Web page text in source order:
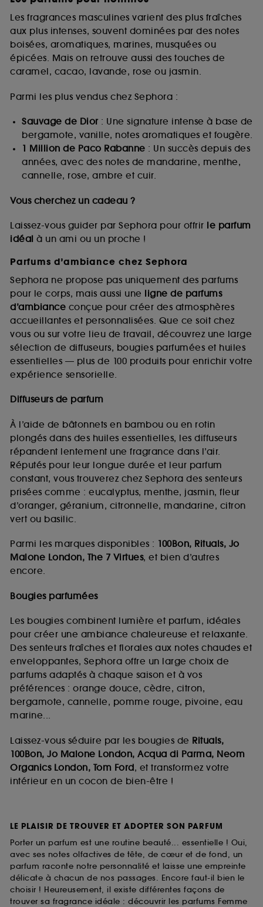
Les fragrances masculines varient des plus fraîches
aux plus intenses, souvent dominées par des notes
boisées, aromatiques, marines, musquées ou
épicées. Mais on retrouve aussi des touches de
caramel, cacao, lavande, rose ou jasmin.
Parmi les plus vendus chez Sephora :
Sauvage de Dior: Une signature intense à base de
bergamote, vanille, notes aromatiques et fougère.
1 Million de Paco Rabanne : Un succès depuis des
années, avec des notes de mandarine, menthe,
cannelle, rose, ambre et cuir.
Vous cherchez un cadeau ?
Laissez-vous guider par Sephora pour offrir le parfum
idéal à un ami ou un proche !
Parfums d’ambiance chez Sephora
Sephora ne propose pas uniquement des parfums
pour le corps, mais aussi une ligne de parfums
d’ambiance conçue pour créer des atmosphères
accueillantes et personnalisées. Que ce soit chez
vous ou sur votre lieu de travail, découvrez une large
sélection de diffuseurs, bougies parfumées et huiles
essentielles — plus de 100 produits pour enrichir votre
expérience sensorielle.
Diffuseurs de parfum
À l’aide de bâtonnets en bambou ou en rotin
plongés dans des huiles essentielles, les diffuseurs
répandent lentement une fragrance dans l’air.
Réputés pour leur longue durée et leur parfum
constant, vous trouverez chez Sephora des senteurs
prisées comme : eucalyptus, menthe, jasmin, fleur
d’oranger, géranium, citronnelle, mandarine, citron
vert ou basilic.
Parmi les marques disponibles : 100Bon, Rituals, Jo
Malone London, The 7 Virtues, et bien d’autres
encore.
Bougies parfumées
Les bougies combinent lumière et parfum, idéales
pour créer une ambiance chaleureuse et relaxante.
Des senteurs fraîches et florales aux notes chaudes et
enveloppantes, Sephora offre un large choix de
parfums adaptés à chaque saison et à vos
préférences : orange douce, cèdre, citron,
bergamote, cannelle, pomme rouge, pivoine, eau
marine...
Laissez-vous séduire par les bougies de Rituals,
100Bon, Jo Malone London, Acqua di Parma, Neom
Organics London, Tom Ford, et transformez votre
intérieur en un cocon de bien-être !
LE PLAISIR DE TROUVER ET ADOPTER SON PARFUM
Porter un parfum est une routine beauté... essentielle ! Oui,
avec ses notes olfactives de tête, de cœur et de fond, un
parfum raconte notre personnalité et laisse une empreinte
délicate à chacun de nos passages. Encore faut-il bien le
choisir ! Heureusement, il existe différentes façons de
trouver sa fragrance idéale : découvrir les parfums Femme